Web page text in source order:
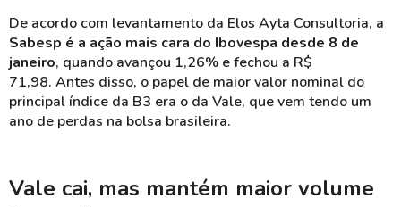
De acordo com levantamento da Elos Ayta Consultoria, a
Sabesp é a ação mais cara do Ibovespa desde 8 de
janeiro, quando avançou 1,26% e fechou a R$
71,98. Antes disso, o papel de maior valor nominal do
principal índice da B3 era o da Vale, que vem tendo um
ano de perdas na bolsa brasileira.
Vale cai, mas mantém maior volume